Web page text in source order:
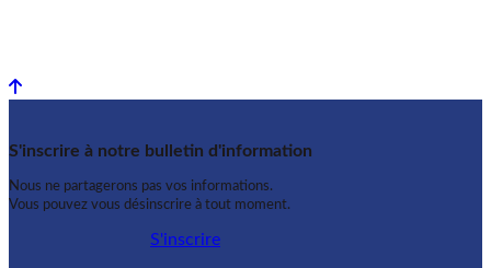
Back to top
S'inscrire à notre bulletin d'information
Nous ne partagerons pas vos informations.
Vous pouvez vous désinscrire à tout moment.
S'inscrire